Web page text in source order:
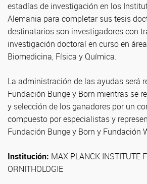
estadías de investigación en los
Alemania para completar sus tesis
destinatarios son investigadores con
investigación doctoral en curso en
Biomedicina, Física y Química.
La administración de las ayudas será
Fundación Bunge y Born mientras se
y selección de los ganadores por un
compuesto por especialistas y
Fundación Bunge y Born y Fundación
Institución: MAX PLANCK INSTITUTE
ORNITHOLOGIE